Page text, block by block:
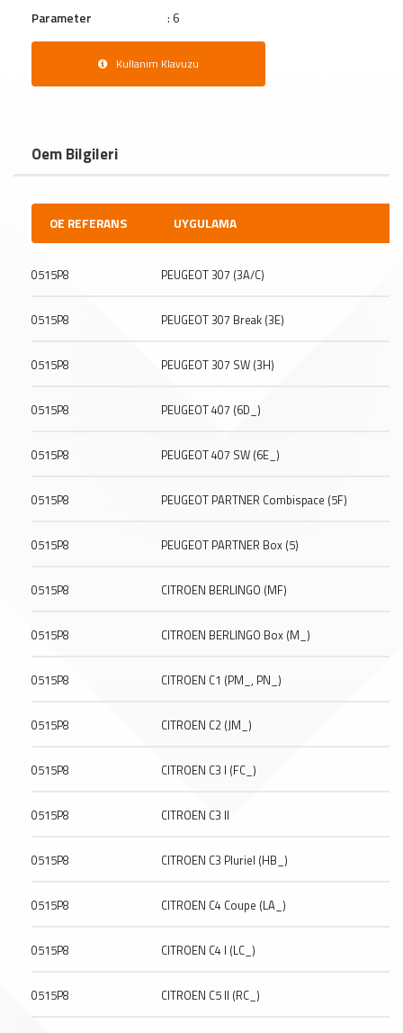
Parameter : 6
Kullanım Klavuzu
Oem Bilgileri
OE REFERANS UYGULAMA
0515P8 PEUGEOT 307 (3A/C)
0515P8 PEUGEOT 307 Break (3E)
0515P8 PEUGEOT 307 SW (3H)
0515P8 PEUGEOT 407 (6D_)
0515P8 PEUGEOT 407 SW (6E_)
0515P8 PEUGEOT PARTNER Combispace (5F)
0515P8 PEUGEOT PARTNER Box (5)
0515P8 CITROEN BERLINGO (MF)
0515P8 CITROEN BERLINGO Box (M_)
0515P8 CITROEN C1 (PM_, PN_)
0515P8 CITROEN C2 (JM_)
0515P8 CITROEN C3 I (FC_)
0515P8 CITROEN C3 II
0515P8 CITROEN C3 Pluriel (HB_)
0515P8 CITROEN C4 Coupe (LA_)
0515P8 CITROEN C4 I (LC_)
0515P8 CITROEN C5 II (RC_)